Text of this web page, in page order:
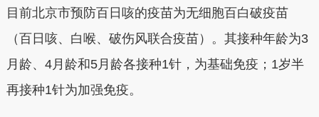
目前北京市预防百日咳的疫苗为无细胞百白破疫苗
（百日咳、白喉、破伤风联合疫苗）。其接种年龄为3
月龄、4月龄和5月龄各接种1针，为基础免疫；1岁半
再接种1针为加强免疫。